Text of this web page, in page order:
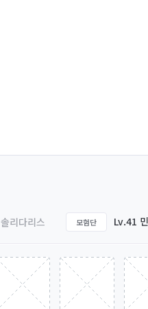
솔리다리스 모험단 Lv.41